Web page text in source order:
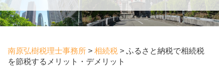
南原弘樹税理士事務所 > 相続税 > ふるさと納税で相続税
を節税するメリット・デメリット